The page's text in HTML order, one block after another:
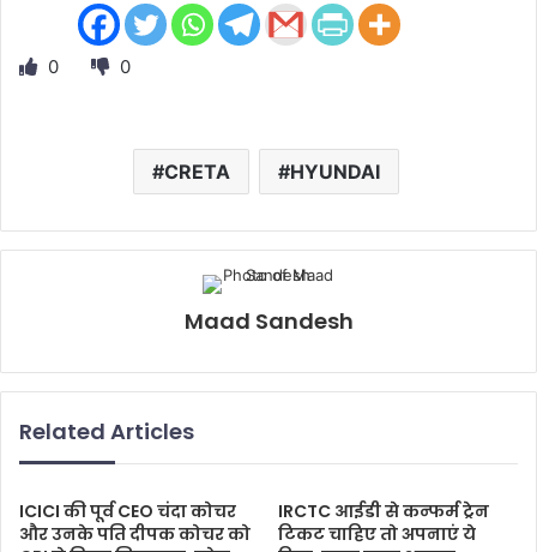
0 0
CRETA HYUNDAI
Maad Sandesh
Related Articles
ICICI की पूर्व CEO चंदा कोचर
और उनके पति दीपक कोचर को
IRCTC आईडी से कन्फर्म ट्रेन
टिकट चाहिए तो अपनाएं ये